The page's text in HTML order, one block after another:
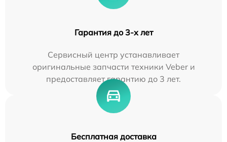
Гарантия до 3-х лет
Сервисный центр устанавливает
оригинальные запчасти техники Veber и
предоставляет гарантию до 3 лет.
Бесплатная доставка